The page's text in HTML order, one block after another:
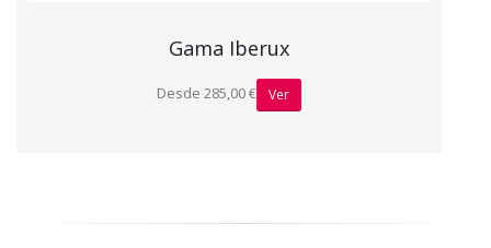
Gama Iberux
Desde 285,00 € Ver